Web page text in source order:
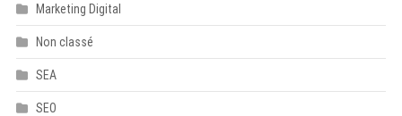
Marketing Digital
Non classé
SEA
SEO